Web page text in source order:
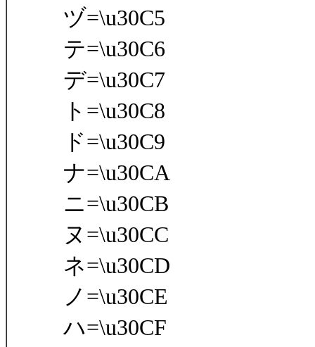
ヅ=\u30C5
テ=\u30C6
デ=\u30C7
ト=\u30C8
ド=\u30C9
ナ=\u30CA
ニ=\u30CB
ヌ=\u30CC
ネ=\u30CD
ノ=\u30CE
ハ=\u30CF